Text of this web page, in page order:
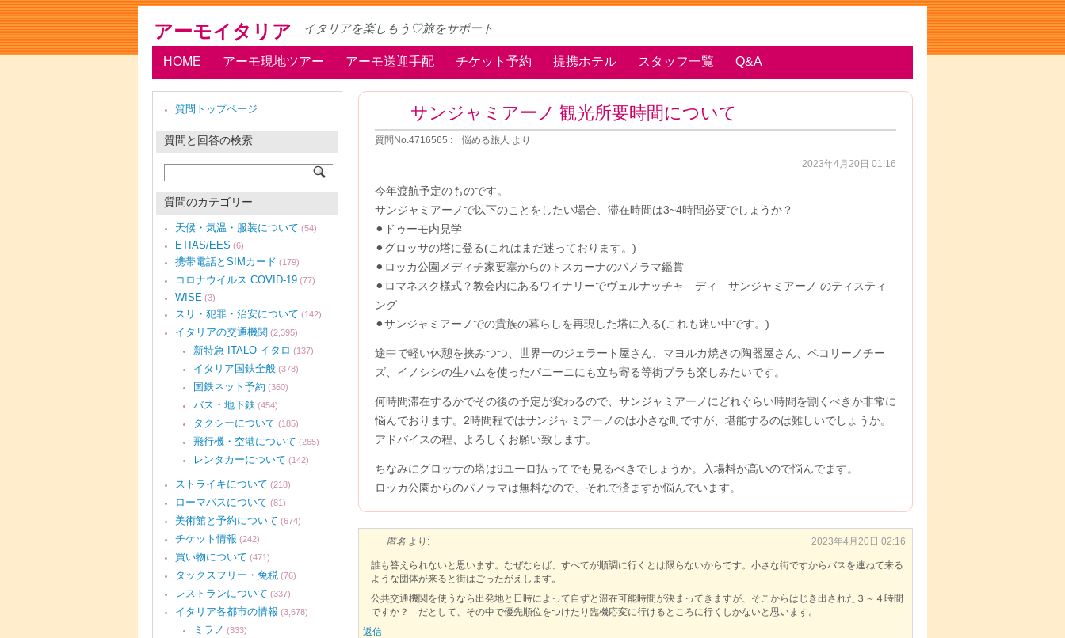
アーモイタリア イタリアを楽しもう♡旅をサポート
HOME アーモ現地ツアー アーモ送迎手配 チケット予約 提携ホテル スタッフ一覧 Q&A
サンジャミアーノ 観光所要時間について
質問No.4716565 : 悩める旅人 より
2023年4月20日 01:16
今年渡航予定のものです。
サンジャミアーノで以下のことをしたい場合、滞在時間は3~4時間必要でしょうか？
⚫︎ドゥーモ内見学
⚫︎グロッサの塔に登る(これはまだ迷っております。)
⚫︎ロッカ公園メディチ家要塞からのトスカーナのパノラマ鑑賞
⚫︎ロマネスク様式？教会内にあるワイナリーでヴェルナッチャ ディ サンジャミアーノ のティスティ
ング
⚫︎サンジャミアーノでの貴族の暮らしを再現した塔に入る(これも迷い中です。)
途中で軽い休憩を挟みつつ、世界一のジェラート屋さん、マヨルカ焼きの陶器屋さん、ペコリーノチー
ズ、イノシシの生ハムを使ったパニーニにも立ち寄る等街ブラも楽しみたいです。
何時間滞在するかでその後の予定が変わるので、サンジャミアーノにどれぐらい時間を割くべきか非常に
悩んでおります。2時間程ではサンジャミアーノのは小さな町ですが、堪能するのは難しいでしょうか。
アドバイスの程、よろしくお願い致します。
ちなみにグロッサの塔は9ユーロ払ってでも見るべきでしょうか。入場料が高いので悩んでます。
ロッカ公園からのパノラマは無料なので、それで済ますか悩んでいます。
匿名 より: 2023年4月20日 02:16
誰も答えられないと思います。なぜならば、すべてが順調に行くとは限らないからです。小さな街ですからバスを連ねて来る
ような団体が来ると街はごったがえします。
公共交通機関を使うなら出発地と日時によって自ずと滞在可能時間が決まってきますが、そこからはじき出された３～４時間
ですか？ だとして、その中で優先順位をつけたり臨機応変に行けるところに行くしかないと思います。
返信
質問トップページ
質問と回答の検索
質問のカテゴリー
天候・気温・服装について (54)
ETIAS/EES (6)
携帯電話とSIMカード (179)
コロナウイルス COVID-19 (77)
WISE (3)
スリ・犯罪・治安について (142)
イタリアの交通機関 (2,395)
新特急 ITALO イタロ (137)
イタリア国鉄全般 (378)
国鉄ネット予約 (360)
バス・地下鉄 (454)
タクシーについて (185)
飛行機・空港について (265)
レンタカーについて (142)
ストライキについて (218)
ローマパスについて (81)
美術館と予約について (674)
チケット情報 (242)
買い物について (471)
タックスフリー・免税 (76)
レストランについて (337)
イタリア各都市の情報 (3,678)
ミラノ (333)